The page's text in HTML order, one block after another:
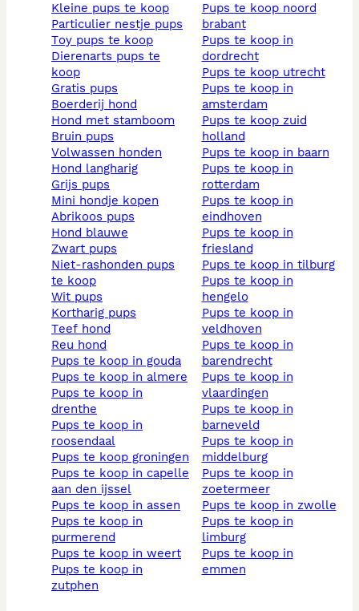
kleine pups te koop
particulier nestje pups
toy pups te koop
dierenarts pups te
koop
gratis pups
boerderij hond
hond met stamboom
bruin pups
volwassen honden
hond langharig
grijs pups
mini hondje kopen
abrikoos pups
hond blauwe
zwart pups
niet-rashonden pups
te koop
wit pups
kortharig pups
teef hond
reu hond
pups te koop in gouda
pups te koop in almere
pups te koop in
drenthe
pups te koop in
roosendaal
pups te koop groningen
pups te koop in capelle
aan den ijssel
pups te koop in assen
pups te koop in
purmerend
pups te koop in weert
pups te koop in
zutphen
pups te koop noord
brabant
pups te koop in
dordrecht
pups te koop utrecht
pups te koop in
amsterdam
pups te koop zuid
holland
pups te koop in baarn
pups te koop in
rotterdam
pups te koop in
eindhoven
pups te koop in
friesland
pups te koop in tilburg
pups te koop in
hengelo
pups te koop in
veldhoven
pups te koop in
barendrecht
pups te koop in
vlaardingen
pups te koop in
barneveld
pups te koop in
middelburg
pups te koop in
zoetermeer
pups te koop in zwolle
pups te koop in
limburg
pups te koop in
emmen